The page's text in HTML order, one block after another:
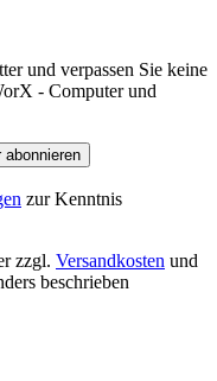
und verpassen Sie keine
- Computer und
abonnieren
zur Kenntnis
zzgl. Versandkosten und
beschrieben